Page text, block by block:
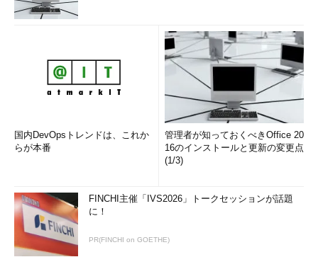
国内DevOpsトレンドは、これか
らが本番
管理者が知っておくべきOffice 20
16のインストールと更新の変更点
(1/3)
FINCHI主催「IVS2026」トークセッションが話題
に！
PR(FINCHI on GOETHE)